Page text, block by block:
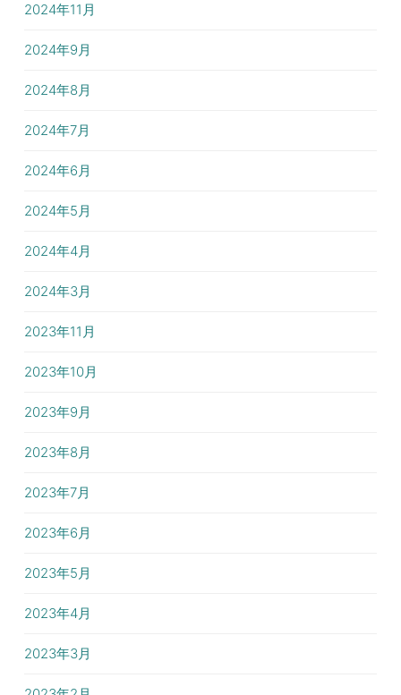
2024年11月
2024年9月
2024年8月
2024年7月
2024年6月
2024年5月
2024年4月
2024年3月
2023年11月
2023年10月
2023年9月
2023年8月
2023年7月
2023年6月
2023年5月
2023年4月
2023年3月